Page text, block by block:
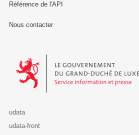
Référence de l'API
Nous contacter
Le Gouvernement du Grand-Duché de
udata
udata-front